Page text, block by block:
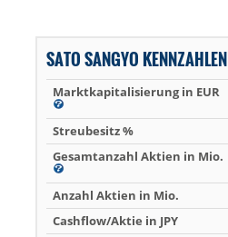
SATO SANGYO KENNZAHLEN
Marktkapitalisierung in EUR
Streubesitz %
Gesamtanzahl Aktien in Mio.
Anzahl Aktien in Mio.
Cashflow/Aktie in JPY